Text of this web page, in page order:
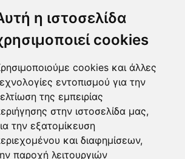
η ιστοσελίδα
cookies
cookies και άλλες
εντοπισμού για την
της εμπειρίας
στην ιστοσελίδα μας,
την εξατομίκευση
και διαφημίσεων,
παροχή λειτουργιών